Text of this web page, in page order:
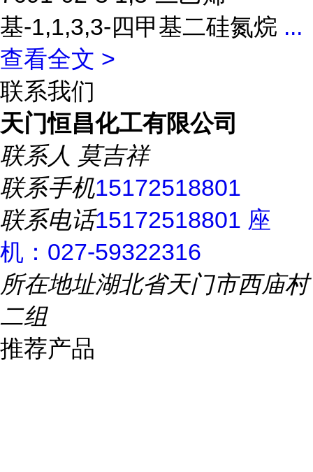
基-1,1,3,3-四甲基二硅氮烷 ...
查看全文 >
联系我们
天门恒昌化工有限公司
联系人 莫吉祥
联系手机15172518801
联系电话15172518801 座
机：027-59322316
所在地址湖北省天门市西庙村
二组
推荐产品